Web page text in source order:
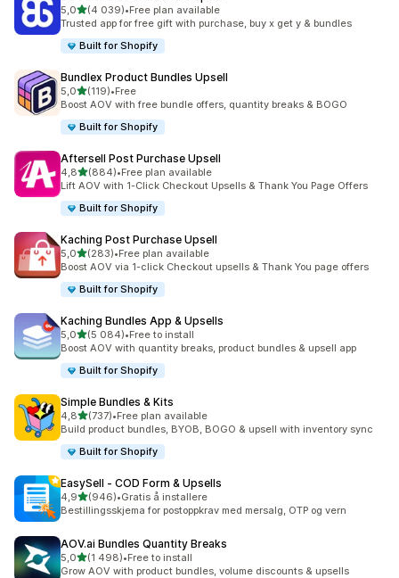
5,0av 5 stjerner
(4 039)
Totalt 4039 omtaler
•Free plan available
Trusted app for free gift with purchase, buy x get y & bundles
Built for Shopify
Bundlex Product Bundles Upsell
5,0av 5 stjerner
(119)
Totalt 119 omtaler
•Free
Boost AOV with free bundle offers, quantity breaks & BOGO
Built for Shopify
Aftersell Post Purchase Upsell
4,8av 5 stjerner
(884)
Totalt 884 omtaler
•Free plan available
Lift AOV with 1-Click Checkout Upsells & Thank You Page Offers
Built for Shopify
Kaching Post Purchase Upsell
5,0av 5 stjerner
(283)
Totalt 283 omtaler
•Free plan available
Boost AOV via 1-click Checkout upsells & Thank You page offers
Built for Shopify
Kaching Bundles App & Upsells
5,0av 5 stjerner
(5 084)
Totalt 5084 omtaler
•Free to install
Boost AOV with quantity breaks, product bundles & upsell app
Built for Shopify
Simple Bundles & Kits
4,8av 5 stjerner
(737)
Totalt 737 omtaler
•Free plan available
Build product bundles, BYOB, BOGO & upsell with inventory sync
Built for Shopify
EasySell ‑ COD Form & Upsells
4,9av 5 stjerner
(946)
Totalt 946 omtaler
•Gratis å installere
Bestillingsskjema for postoppkrav med mersalg, OTP og vern
AOV.ai Bundles Quantity Breaks
5,0av 5 stjerner
(1 498)
Totalt 1498 omtaler
•Free to install
Grow AOV with product bundles, volume discounts & upsells